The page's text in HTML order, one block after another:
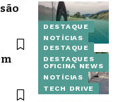
DESTAQUE
NOTÍCIAS
DESTAQUE
DESTAQUES
OFICINA NEWS
NOTÍCIAS
TECH DRIVE